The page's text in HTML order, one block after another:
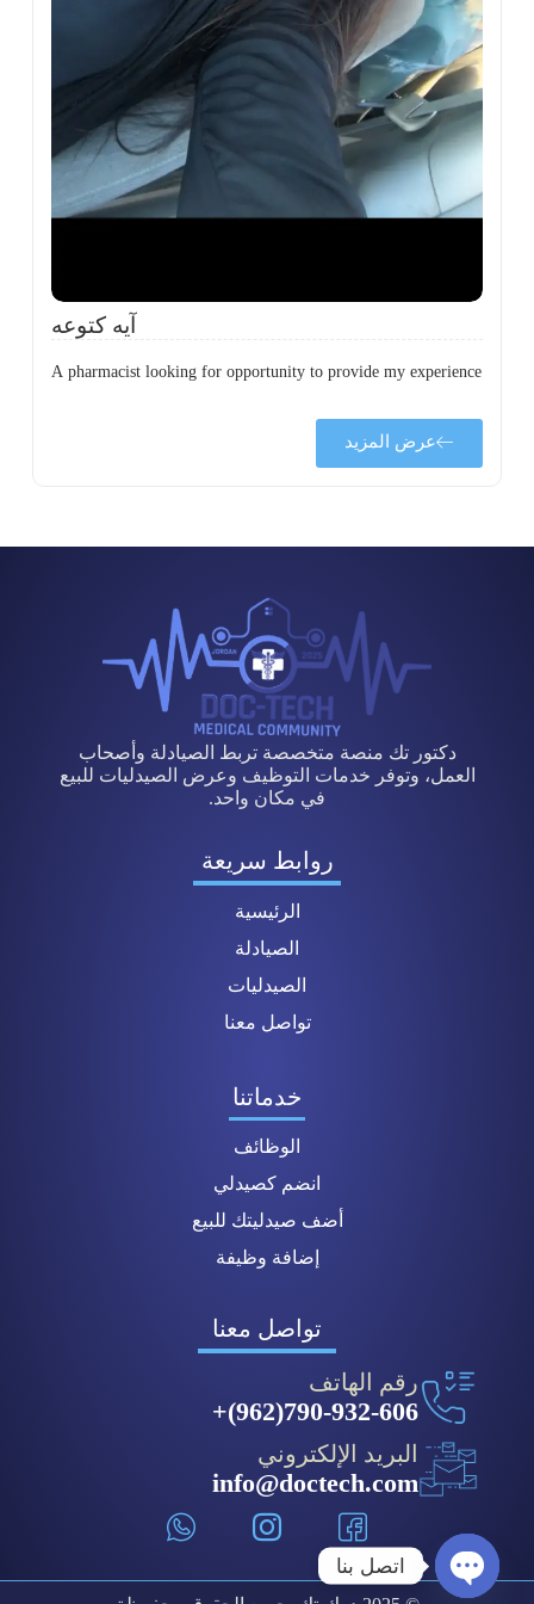
آيه كتوعه
A pharmacist looking for opportunity to provide my experience
عرض المزيد
دكتور تك منصة متخصصة تربط الصيادلة وأصحاب
العمل، وتوفر خدمات التوظيف وعرض الصيدليات للبيع
في مكان واحد.
روابط سريعة
الرئيسية
الصيادلة
الصيدليات
تواصل معنا
خدماتنا
الوظائف
انضم كصيدلي
أضف صيدليتك للبيع
إضافة وظيفة
تواصل معنا
رقم الهاتف
790-932-606(962)+
البريد الإلكتروني
info@doctech.com
اتصل بنا